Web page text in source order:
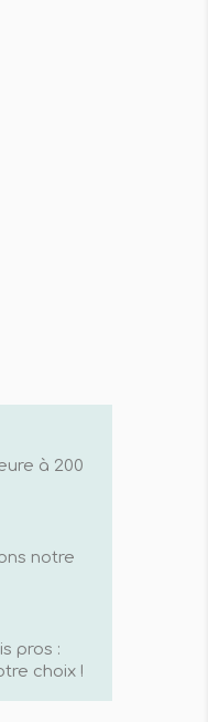
à 200
notre
pros :
choix !